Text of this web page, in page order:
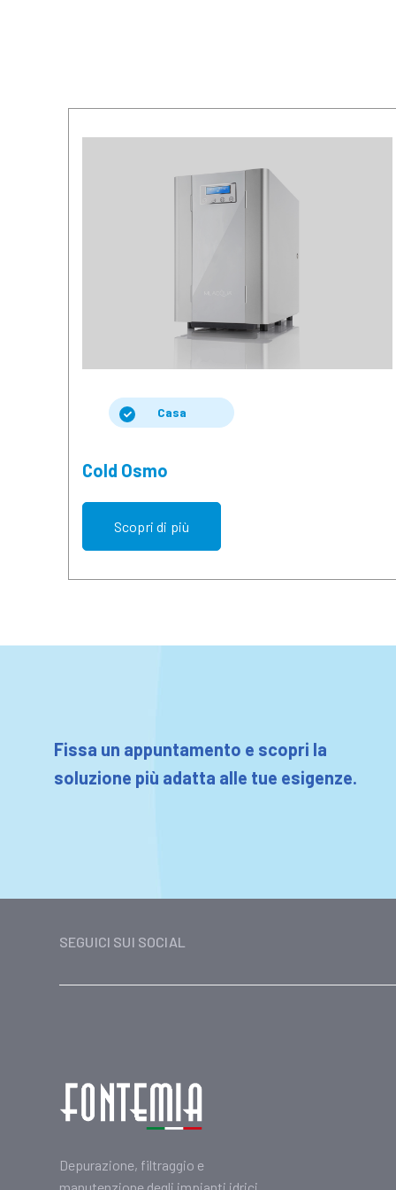
Casa
Cold Osmo
Scopri di più
Fissa un appuntamento e scopri la
soluzione più adatta alle tue esigenze.
SEGUICI SUI SOCIAL
Depurazione, filtraggio e